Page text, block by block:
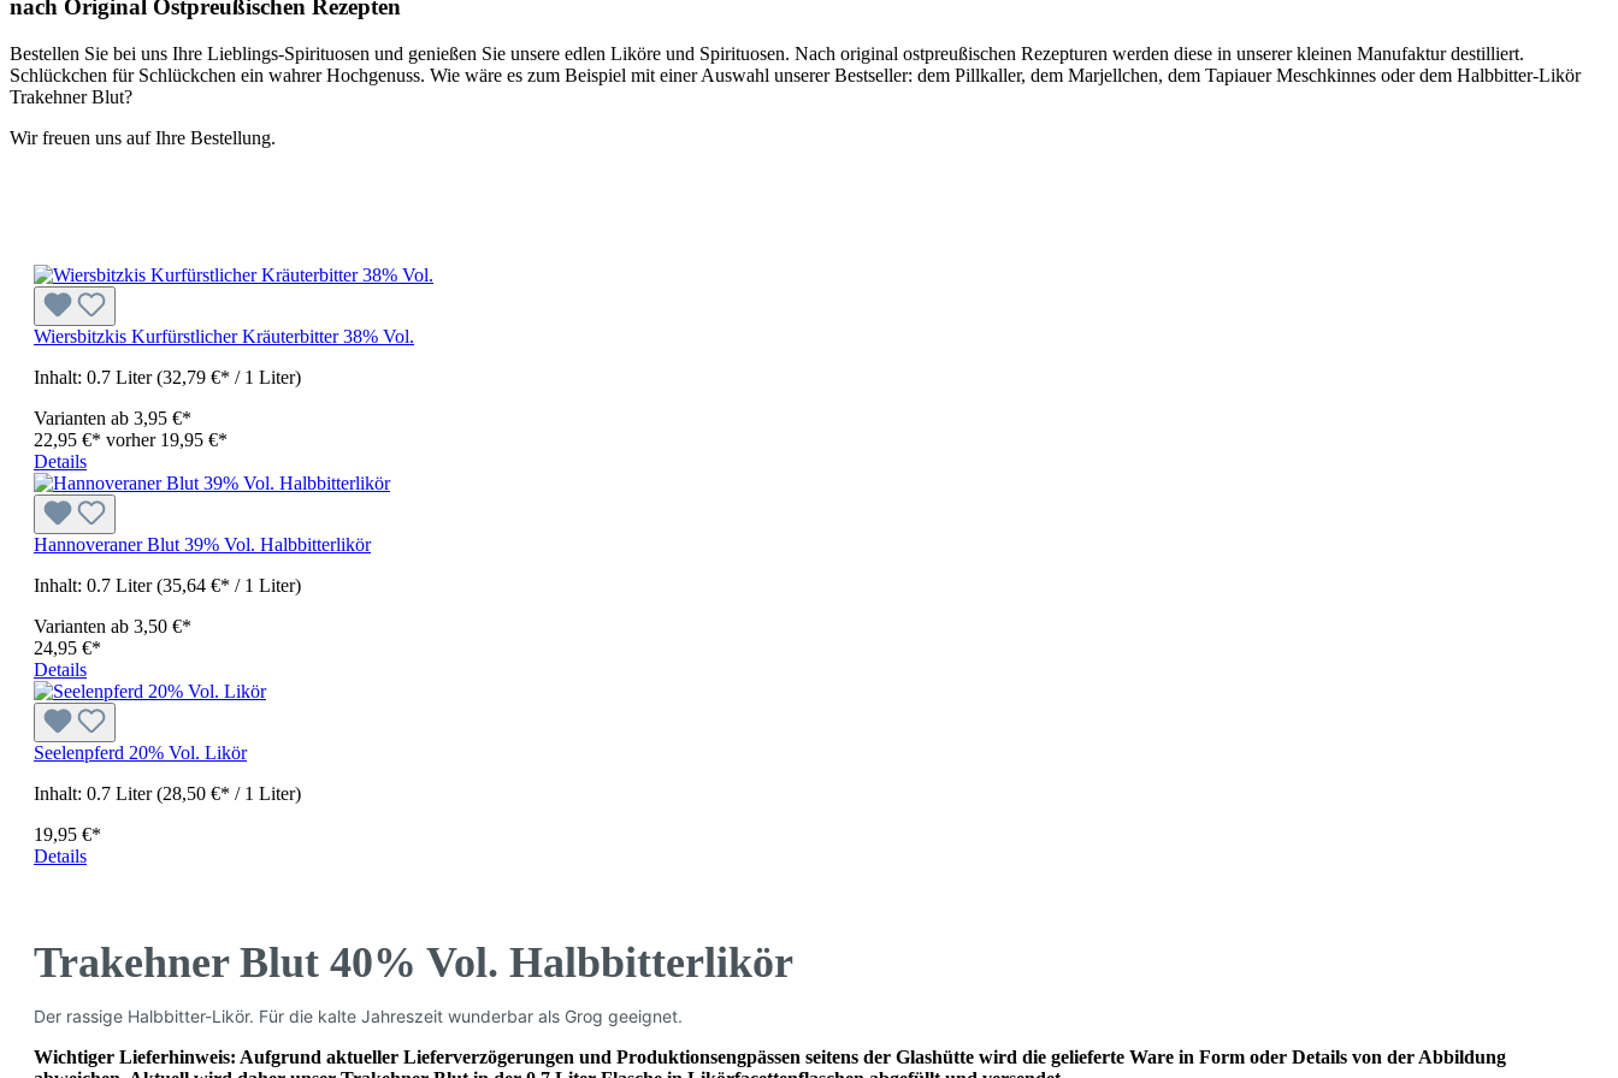
nach Original Ostpreußischen Rezepten
Bestellen Sie bei uns Ihre Lieblings-Spirituosen und genießen Sie unsere edlen Liköre und Spirituosen. Nach original ostpreußischen Rezepturen werden diese in unserer kleinen Manufaktur destilliert.
Schlückchen für Schlückchen ein wahrer Hochgenuss. Wie wäre es zum Beispiel mit einer Auswahl unserer Bestseller: dem Pillkaller, dem Marjellchen, dem Tapiauer Meschkinnes oder dem Halbbitter-Likör
Trakehner Blut?
Wir freuen uns auf Ihre Bestellung.
Wiersbitzkis Kurfürstlicher Kräuterbitter 38% Vol.
Inhalt: 0.7 Liter(32,79 €* / 1 Liter)
Varianten ab 3,95 €*
22,95 €* vorher 19,95 €*
Details
Hannoveraner Blut 39% Vol. Halbbitterlikör
Inhalt: 0.7 Liter(35,64 €* / 1 Liter)
Varianten ab 3,50 €*
24,95 €*
Details
Seelenpferd 20% Vol. Likör
Inhalt: 0.7 Liter(28,50 €* / 1 Liter)
19,95 €*
Details
Trakehner Blut 40% Vol. Halbbitterlikör
Der rassige Halbbitter-Likör. Für die kalte Jahreszeit wunderbar als Grog geeignet.
Wichtiger Lieferhinweis: Aufgrund aktueller Lieferverzögerungen und Produktionsengpässen seitens der Glashütte wird die gelieferte Ware in Form oder Details von der Abbildung